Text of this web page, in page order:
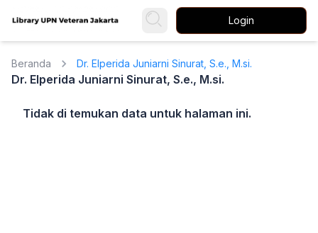
Login
Beranda Dr. Elperida Juniarni Sinurat, S.e., M.si.
Dr. Elperida Juniarni Sinurat, S.e., M.si.
Tidak di temukan data untuk halaman ini.